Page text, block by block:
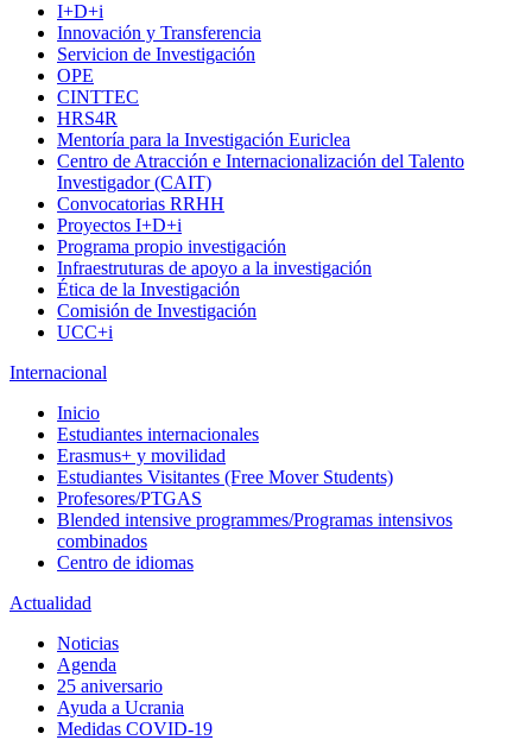
I+D+i
Innovación y Transferencia
Servicion de Investigación
OPE
CINTTEC
HRS4R
Mentoría para la Investigación Euriclea
Centro de Atracción e Internacionalización del Talento
Investigador (CAIT)
Convocatorias RRHH
Proyectos I+D+i
Programa propio investigación
Infraestruturas de apoyo a la investigación
Ética de la Investigación
Comisión de Investigación
UCC+i
Internacional
Inicio
Estudiantes internacionales
Erasmus+ y movilidad
Estudiantes Visitantes (Free Mover Students)
Profesores/PTGAS
Blended intensive programmes/Programas intensivos
combinados
Centro de idiomas
Actualidad
Noticias
Agenda
25 aniversario
Ayuda a Ucrania
Medidas COVID-19